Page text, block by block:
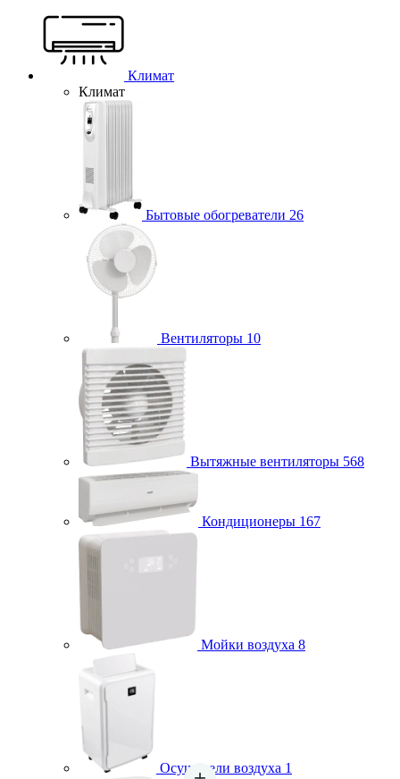
Климат
Климат
Бытовые обогреватели 26
Вентиляторы 10
Вытяжные вентиляторы 568
Кондиционеры 167
Мойки воздуха 8
Осушители воздуха 1